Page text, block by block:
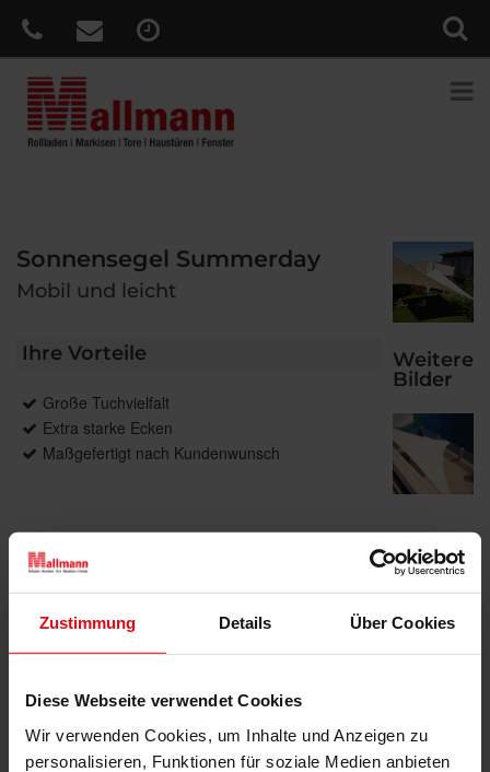
Zustimmung Details Über Cookies
Diese Webseite verwendet Cookies
Wir verwenden Cookies, um Inhalte und Anzeigen zu
personalisieren, Funktionen für soziale Medien anbieten
Sonnensegel Summerday
Mobil und leicht
Ihre Vorteile
Große Tuchvielfalt
Extra starke Ecken
Maßgefertigt nach Kundenwunsch
Produktdetails
Standardgrößen und individuelle Form mit bis zu
6 m Seitenlänge
Bespannung über 130 hochwertige Acryl
Weitere
Bilder